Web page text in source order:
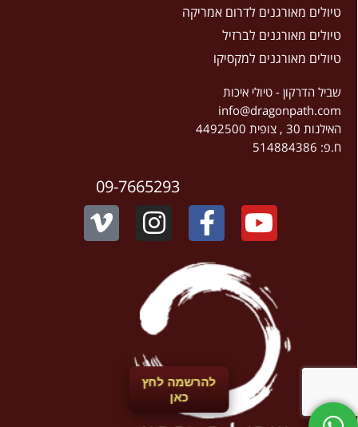
טיולים מאורגנים לדרום אמריקה
טיולים מאורגנים לברזיל
טיולים מאורגנים למקסיקו
שביל הדרקון - טיולי איכות
info@dragonpath.com
האילנות 30 , צופית 4492500
ח.פ: 514884386
09-7665293
להרשמה לחץ
כאן